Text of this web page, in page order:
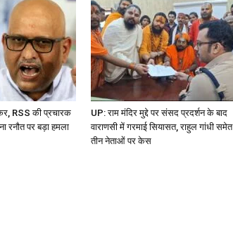
RSS की प्रचारक
रनौत पर बड़ा हमला
UP: राम मंदिर मुद्दे पर संसद प्रदर्शन के बाद
वाराणसी में गरमाई सियासत, राहुल गांधी समेत
तीन नेताओं पर केस